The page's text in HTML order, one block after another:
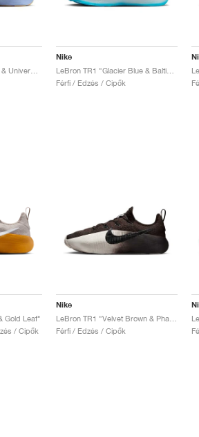
Nike
LeBron TR1 "Glacier Blue & Baltic Blue"
Férfi / Edzés / Cipők
Gold Leaf"
/ Cipők
Nike
Férfi / Edzés / Cipők